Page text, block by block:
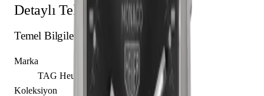
Detaylı Teknik Özellikler
Temel Bilgiler
Marka
TAG Heuer
Koleksiyon